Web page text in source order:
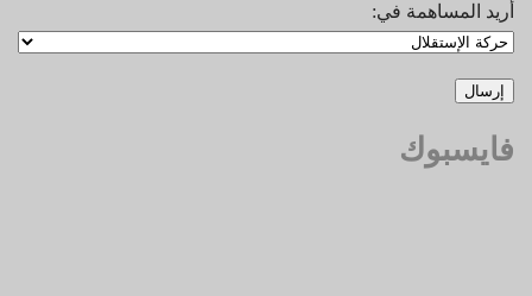
أريد المساهمة في:
فايسبوك